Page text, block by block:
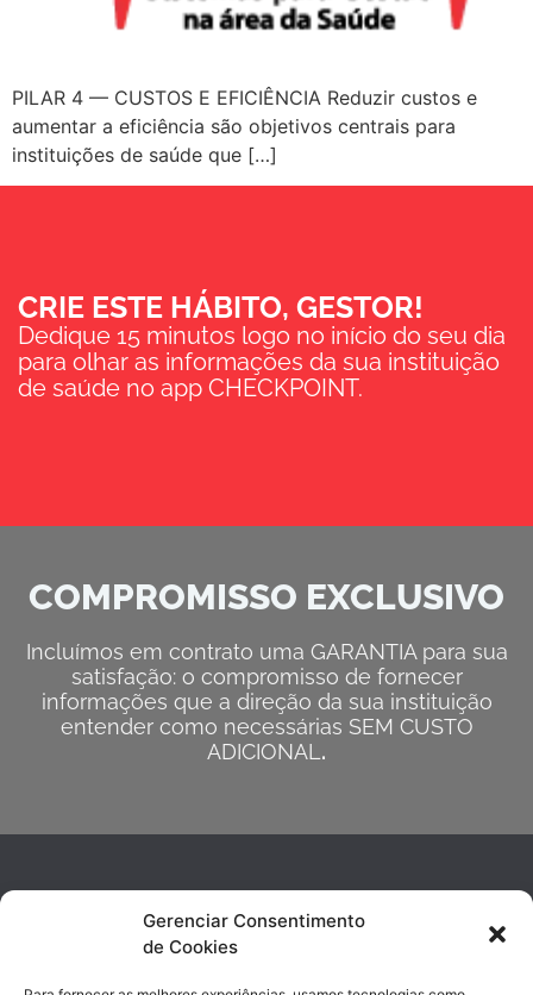
Gerenciar Consentimento
de Cookies
PILAR 4 — CUSTOS E EFICIÊNCIA Reduzir custos e
aumentar a eficiência são objetivos centrais para
instituições de saúde que […]
CRIE ESTE HÁBITO, GESTOR!
Dedique 15 minutos logo no início do seu dia
para olhar as informações da sua instituição
de saúde no app CHECKPOINT.
COMPROMISSO EXCLUSIVO
Incluímos em contrato uma GARANTIA para sua
satisfação: o compromisso de fornecer
informações que a direção da sua instituição
entender como necessárias SEM CUSTO
ADICIONAL .